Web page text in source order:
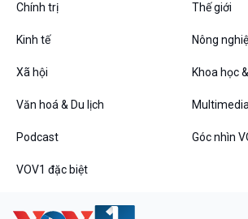
Chuyện
Thanh âm ký sự
Chính trị Thế giới
Kinh tế Nông
Xã hội Khoa học
Văn hoá & Du lịch Multimedia
Podcast Góc nhìn
VOV1 đặc biệt